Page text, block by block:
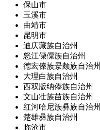
保山市
玉溪市
曲靖市
昆明市
迪庆藏族自治州
怒江傈僳族自治州
德宏傣族景颇族自治州
大理白族自治州
西双版纳傣族自治州
文山壮族苗族自治州
红河哈尼族彝族自治州
楚雄彝族自治州
临沧市